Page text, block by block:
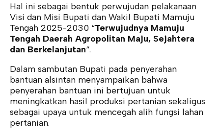
Hal ini sebagai bentuk perwujudan pelakanaan
Visi dan Misi Bupati dan Wakil Bupati Mamuju
Tengah 2025-2030 “Terwujudnya Mamuju
Tengah Daerah Agropolitan Maju, Sejahtera
dan Berkelanjutan“.
Dalam sambutan Bupati pada penyerahan
bantuan alsintan menyampaikan bahwa
penyerahan bantuan ini bertujuan untuk
meningkatkan hasil produksi pertanian sekaligus
sebagai upaya untuk mencegah alih fungsi lahan
pertanian.